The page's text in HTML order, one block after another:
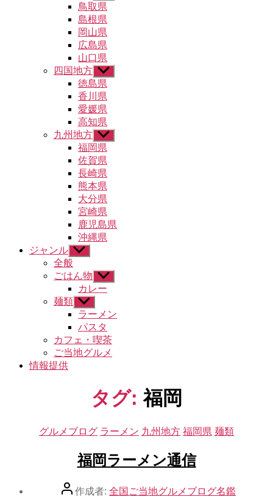
ブ
メ
ニ
ュ
ー
を
表
示
鳥取県
島根県
岡山県
広島県
山口県
四国地方 サ
ブ
メ
ニ
ュ
ー
を
表
示
徳島県
香川県
愛媛県
高知県
九州地方 サ
ブ
メ
ニ
ュ
ー
を
表
示
福岡県
佐賀県
長崎県
熊本県
大分県
宮崎県
鹿児島県
沖縄県
ジャンル サ
ブ
メ
ュ
ー
を
表
示
全般
ごはん物 サ
ブ
ニ
ュ
ー
を
表
カレー
麺類 サ
ブ
メ
ュ
ー
ラーメン
パスタ
カフェ・喫茶
ご当地グルメ
情報提供
タグ: 福岡
カ
ゴ
リ
グルメブログ ラーメン 九州地方 福岡県 麺類
福岡ラーメン通信
投 作成者: 全国ご当地グルメブログ名鑑